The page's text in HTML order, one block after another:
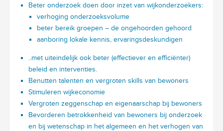
Beter onderzoek doen door inzet van wijkonderzoekers:
verhoging onderzoeksvolume
beter bereik groepen – de ongehoorden gehoord
aanboring lokale kennis, ervaringsdeskundigen
..met uiteindelijk ook beter (effectiever en efficiënter)
beleid en interventies.
Benutten talenten en vergroten skills van bewoners
Stimuleren wijkeconomie
Vergroten zeggenschap en eigenaarschap bij bewoners
Bevorderen betrokkenheid van bewoners bij onderzoek
en bij wetenschap in het algemeen en het verhogen van